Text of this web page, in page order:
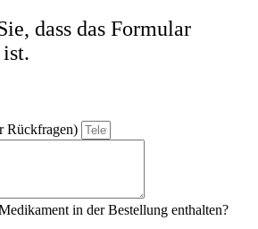
dass das Formular
Rückfragen)
in der Bestellung enthalten?